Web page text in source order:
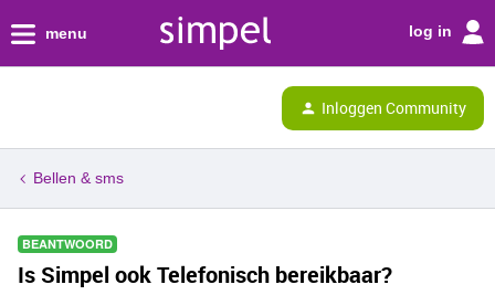
menu log in
Inloggen Community
Bellen & sms
BEANTWOORD
Is Simpel ook Telefonisch bereikbaar?